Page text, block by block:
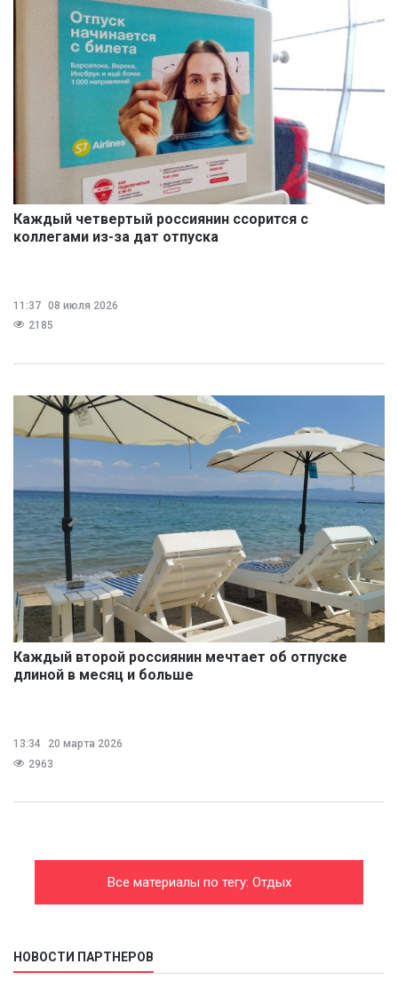
Каждый четвертый россиянин ссорится с
коллегами из-за дат отпуска
11:37 08 июля 2026
2185
Каждый второй россиянин мечтает об отпуске
длиной в месяц и больше
13:34
20 марта 2026
2963
Все материалы по тегу: Отдых
НОВОСТИ ПАРТНЕРОВ